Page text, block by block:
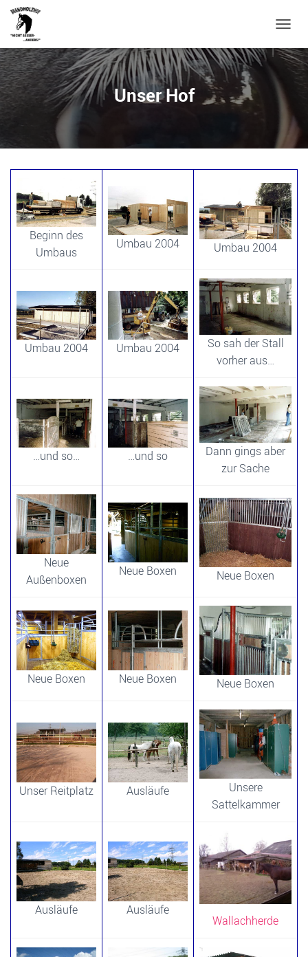
A
V
N
S
C
H
A
N
Unser Hof
Beginn des
Umbaus
Umbau 2004 Umbau 2004
Umbau 2004 Umbau 2004
So sah der Stall
vorher aus…
…und so… …und so
Dann gings aber
zur Sache
Neue
Außenboxen
Neue Boxen Neue Boxen
Neue Boxen Neue Boxen Neue Boxen
Unser Reitplatz Ausläufe
Unsere
Sattelkammer
Ausläufe Ausläufe
Wallachherde